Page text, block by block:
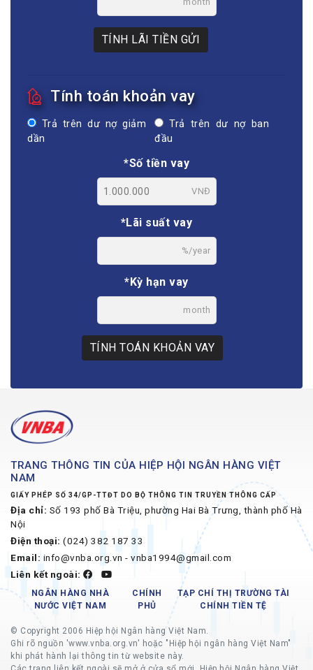
TÍNH LÃI TIỀN GỬI
Tính toán khoản vay
Trả trên dư nợ giảm
dần
Trả trên dư nợ ban
đầu
*Số tiền vay
VNĐ
*Lãi suất vay
%/year
*Kỳ hạn vay
month
TÍNH TOÁN KHOẢN VAY
TRANG THÔNG TIN CỦA HIỆP HỘI NGÂN HÀNG VIỆT
NAM
GIẤY PHÉP SỐ 34/GP-TTĐT DO BỘ THÔNG TIN TRUYỀN THÔNG CẤP
Địa chỉ: Số 193 phố Bà Triệu, phường Hai Bà Trưng, thành phố Hà
Nội
Điện thoại: (024) 382 187 33
Email: info@vnba.org.vn - vnba1994@gmail.com
Liên kết ngoài:
NGÂN HÀNG NHÀ
NƯỚC VIỆT NAM
CHÍNH
PHỦ
TẠP CHÍ THỊ TRƯỜNG TÀI
CHÍNH TIỀN TỆ
© Copyright 2006 Hiệp hội Ngân hàng Việt Nam.
Ghi rõ nguồn 'www.vnba.org.vn' hoặc "Hiệp hội ngân hàng Việt Nam"
khi phát hành lại thông tin từ website này.